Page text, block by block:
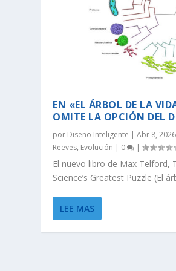
SEGÚN RICHARD
Ago 4, 2026|
DAWKINS Y EL DÍA
Jul 29, 2026|
EVOLUCIÓN DE LA
Jul 18, 2026|
LA VIDA ES LO MÁS
Jul 13, 2026|
¡CREAMOS LA
Jul 8, 2026|
EN «EL ÁRBOL DE LA
OMITE LA OPCIÓN DEL
por Diseño Inteligente |Abr 8, 2026
Reeves, Evolución | 0 |
El nuevo libro de Max Telford,
Science’s Greatest Puzzle (El
LEE MAS